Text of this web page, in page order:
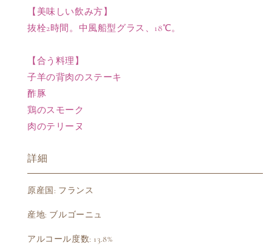
１
級
の
数
量
を
減
ら
１
級
【美味しい飲み方】
抜栓2時間。中風船型グラス、18℃。
【合う料理】
子羊の背肉のステーキ
酢豚
鶏のスモーク
肉のテリーヌ
詳細
原産国: フランス
産地: ブルゴーニュ
アルコール度数: 13.8%